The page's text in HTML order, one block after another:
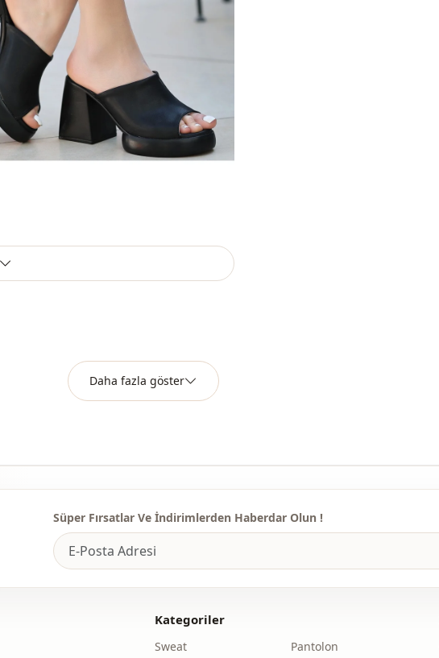
Daha fazla göster
Süper Fırsatlar Ve İndirimlerden Haberdar Olun !
Kategoriler
Sweat Pantolon